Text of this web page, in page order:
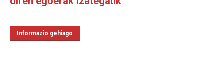
Informazio gehiago